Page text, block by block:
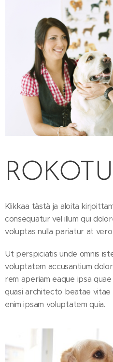
Klikkaa tästä ja aloita
consequatur vel illum qui
voluptas nulla pariatur at
Ut perspiciatis unde omnis
voluptatem accusantium
rem aperiam eaque ipsa
quasi architecto beatae
enim ipsam voluptatem quia.